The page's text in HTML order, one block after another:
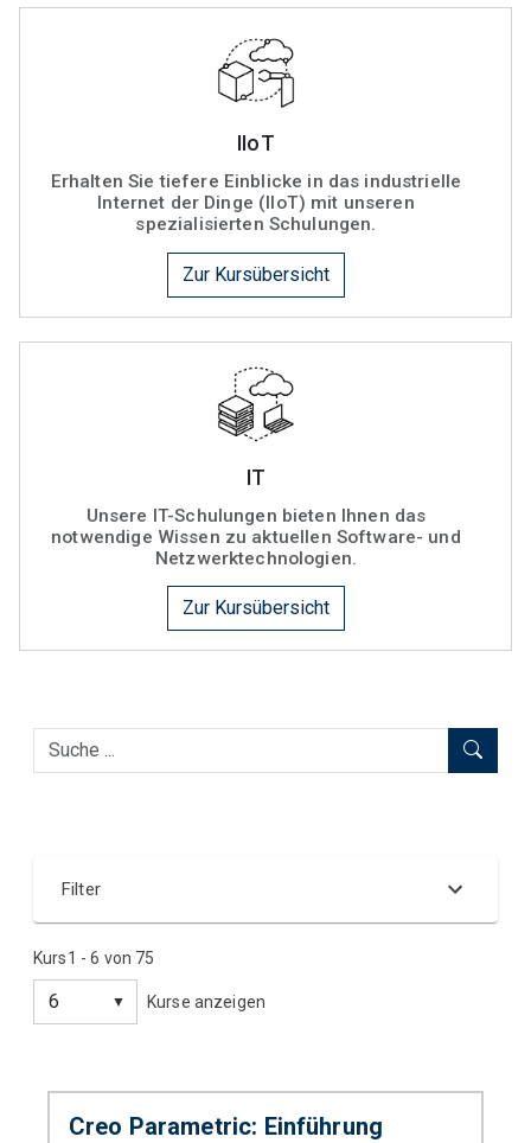
IIoT
Erhalten Sie tiefere Einblicke in das industrielle
Internet der Dinge (IIoT) mit unseren
spezialisierten Schulungen.
Zur Kursübersicht
IT
Unsere IT-Schulungen bieten Ihnen das
notwendige Wissen zu aktuellen Software- und
Netzwerktechnologien.
Zur Kursübersicht
Filter
Kategorie
Kurs1 -6 von 75
Kurse anzeigen
Creo Parametric: Einführung